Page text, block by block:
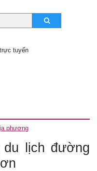
phương
du lịch đường